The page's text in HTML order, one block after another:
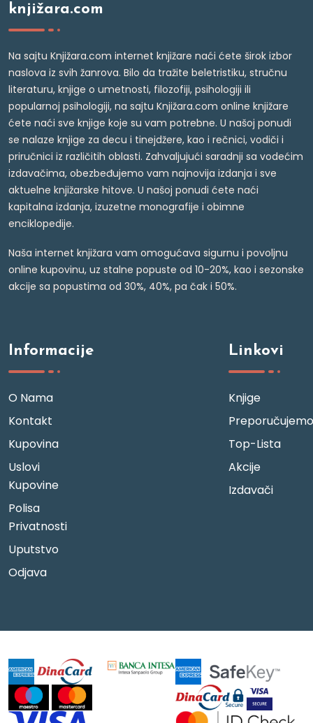
knjižara.com
Na sajtu Knjižara.com internet knjižare naći ćete širok izbor
naslova iz svih žanrova. Bilo da tražite beletristiku, stručnu
literaturu, knjige o umetnosti, filozofiji, psihologiji ili
popularnoj psihologiji, na sajtu Knjižara.com online knjižare
ćete naći sve knjige koje su vam potrebne. U našoj ponudi
se nalaze knjige za decu i tinejdžere, kao i rečnici, vodiči i
priručnici iz različitih oblasti. Zahvaljujući saradnji sa vodećim
izdavačima, obezbeđujemo vam najnovija izdanja i sve
aktuelne knjižarske hitove. U našoj ponudi ćete naći
kapitalna izdanja, izuzetne monografije i obimne
enciklopedije.
Naša internet knjižara vam omogućava sigurnu i povoljnu
online kupovinu, uz stalne popuste od 10-20%, kao i sezonske
akcije sa popustima od 30%, 40%, pa čak i 50%.
Informacije
O Nama
Kontakt
Kupovina
Uslovi
Kupovine
Polisa
Privatnosti
Uputstvo
Odjava
Linkovi
Knjige
Preporučujemo
Top-Lista
Akcije
Izdavači